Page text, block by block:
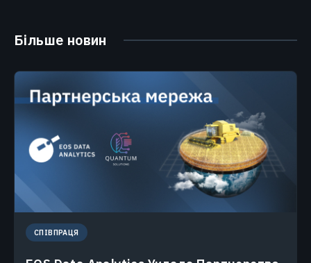
Більше новин
СПІВПРАЦЯ